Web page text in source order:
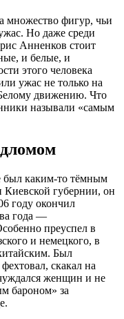
множество фигур, чьи
Но даже среди
Анненков стоит
и белые, и
этого человека
ужас не только на
движению. Что
называли «самым
был каким-то тёмным
губернии, он
году окончил
года —
преуспел в
и немецкого, в
. Был
скакал на
женщин и не
бароном» за
.